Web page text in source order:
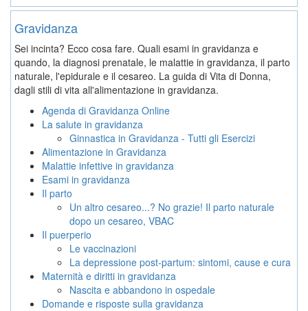
Gravidanza
Sei incinta? Ecco cosa fare. Quali esami in gravidanza e
quando, la diagnosi prenatale, le malattie in gravidanza, il parto
naturale, l'epidurale e il cesareo. La guida di Vita di Donna,
dagli stili di vita all'alimentazione in gravidanza.
Agenda di Gravidanza Online
La salute in gravidanza
Ginnastica in Gravidanza - Tutti gli Esercizi
Alimentazione in Gravidanza
Malattie infettive in gravidanza
Esami in gravidanza
Il parto
Un altro cesareo...? No grazie! Il parto naturale
dopo un cesareo, VBAC
Il puerperio
Le vaccinazioni
La depressione post-partum: sintomi, cause e cura
Maternità e diritti in gravidanza
Nascita e abbandono in ospedale
Domande e risposte sulla gravidanza